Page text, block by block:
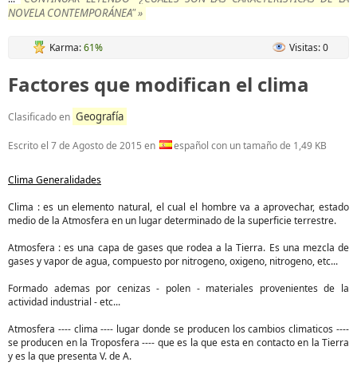
NOVELA CONTEMPORÁNEA" »
Karma:61% Visitas: 0
Factores que modifican el clima
Clasificado en Geografía
Escrito el 7 de Agosto de 2015 en español con un tamaño de 1,49 KB
Clima Generalidades
Clima : es un elemento natural, el cual el hombre va a aprovechar, estado
medio de la Atmosfera en un lugar determinado de la superficie terrestre.
Atmosfera : es una capa de gases que rodea a la Tierra. Es una mezcla de
gases y vapor de agua, compuesto por nitrogeno, oxigeno, nitrogeno, etc...
Formado ademas por cenizas - polen - materiales provenientes de la
actividad industrial - etc...
Atmosfera ---- clima ---- lugar donde se producen los cambios climaticos ----
se producen en la Troposfera ---- que es la que esta en contacto en la Tierra
y es la que presenta V. de A.